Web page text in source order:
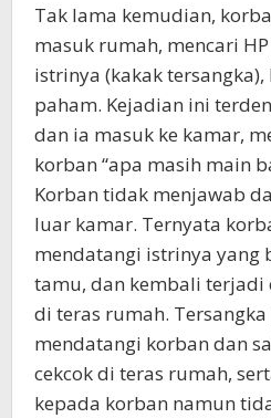
Tak lama kemudian,
masuk rumah, mencari
istrinya (kakak
paham. Kejadian ini
dan ia masuk ke kamar,
korban “apa masih main
Korban tidak menjawab
luar kamar. Ternyata
mendatangi istrinya yang
tamu, dan kembali terjadi
di teras rumah.
mendatangi korban dan
cekcok di teras rumah,
kepada korban namun